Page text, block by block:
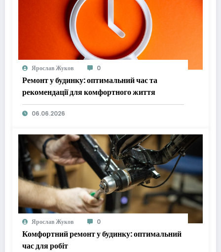
Ярослав Жуков 0
Ремонт у будинку: оптимальний час та
рекомендації для комфортного життя
06.06.2026
Ярослав Жуков 0
Комфортний ремонт у будинку: оптимальний
час для робіт